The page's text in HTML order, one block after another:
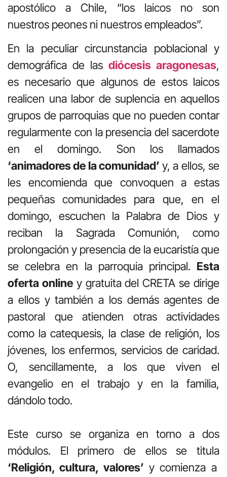
apostólico a Chile, “los laicos no son
nuestros peones ni nuestros empleados”.
En la peculiar circunstancia poblacional y
demográfica de las diócesis aragonesas,
es necesario que algunos de estos laicos
realicen una labor de suplencia en aquellos
grupos de parroquias que no pueden contar
regularmente con la presencia del sacerdote
en el domingo. Son los llamados
‘animadores de la comunidad’ y, a ellos, se
les encomienda que convoquen a estas
pequeñas comunidades para que, en el
domingo, escuchen la Palabra de Dios y
reciban la Sagrada Comunión, como
prolongación y presencia de la eucaristía que
se celebra en la parroquia principal. Esta
oferta onliney gratuita del CRETA se dirige
a ellos y también a los demás agentes de
pastoral que atienden otras actividades
como la catequesis, la clase de religión, los
jóvenes, los enfermos, servicios de caridad.
O, sencillamente, a los que viven el
evangelio en el trabajo y en la familia,
dándolo todo.
Este curso se organiza en torno a dos
módulos. El primero de ellos se titula
‘Religión, cultura, valores’ y comienza a